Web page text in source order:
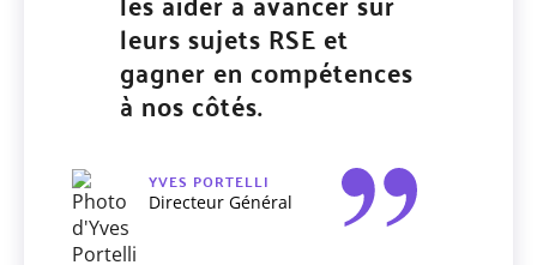
leurs sujets RSE et
gagner en compétences
à nos côtés.
YVES PORTELLI
Directeur Général